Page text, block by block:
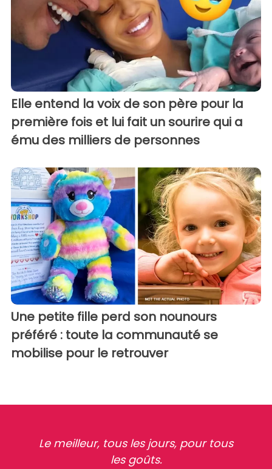
Elle entend la voix de son père pour la
première fois et lui fait un sourire qui a
ému des milliers de personnes
Une petite fille perd son nounours
préféré : toute la communauté se
mobilise pour le retrouver
Le meilleur, tous les jours, pour tous
les goûts.